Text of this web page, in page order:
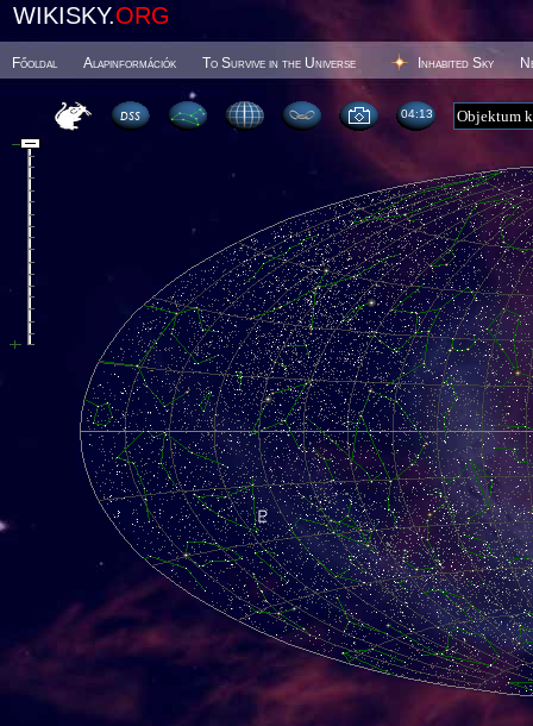
WIKISKY.ORG
Főoldal Alapinformációk To Survive in the Universe Inhabited Sky
04 13